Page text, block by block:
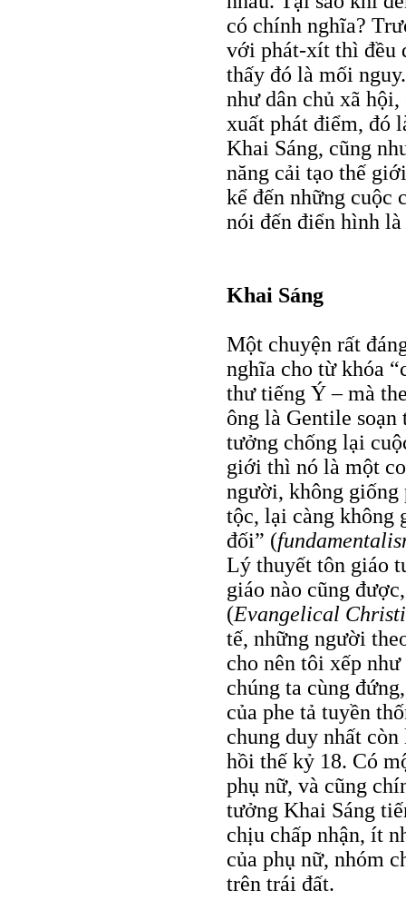
có chính nghĩa?
với phát-xít thì đều
thấy đó là mối
như dân chủ xã
xuất phát điểm, đó
Khai Sáng, cũng
năng cải tạo thế
kể đến những cuộc
nói đến điển hình là
Khai Sáng
Một chuyện rất
nghĩa cho từ khóa
thư tiếng Ý – mà
ông là Gentile
tưởng chống lại
giới thì nó là một
người, không giống
tộc, lại càng không
đối” (
Lý thuyết tôn giáo
giáo nào cũng
(Evangelical
tế, những người
cho nên tôi xếp
chúng ta cùng
của phe tả tuyền
chung duy nhất
hồi thế kỷ 18. Có
phụ nữ, và cũng
tưởng Khai Sáng
chịu chấp nhận, ít
của phụ nữ, nhóm
trên trái đất.